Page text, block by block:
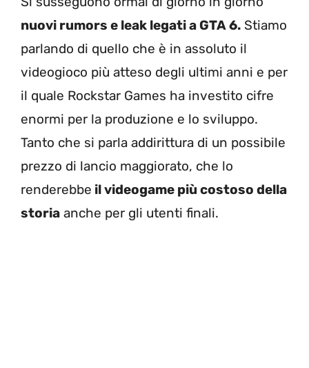
nuovi rumors e leak legati a GTA 6. Stiamo
parlando di quello che è in assoluto il
videogioco più atteso degli ultimi anni e per
il quale Rockstar Games ha investito cifre
enormi per la produzione e lo sviluppo.
Tanto che si parla addirittura di un possibile
prezzo di lancio maggiorato, che lo
renderebbe il videogame più costoso della
storia anche per gli utenti finali.